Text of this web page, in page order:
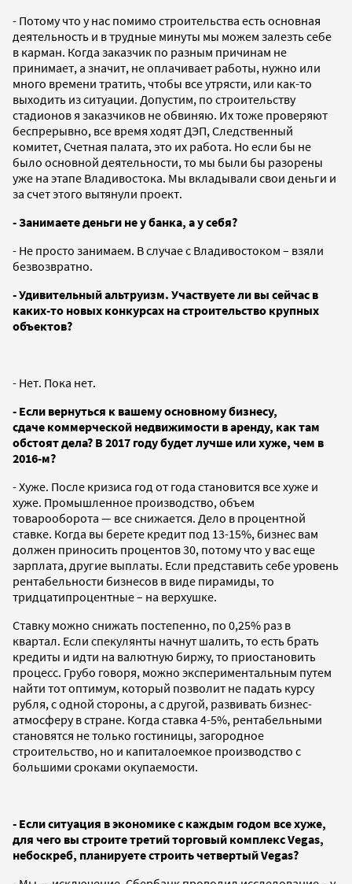
- Потому что у нас помимо строительства есть основная
деятельность и в трудные минуты мы можем залезть себе
в карман. Когда заказчик по разным причинам не
принимает, а значит, не оплачивает работы, нужно или
много времени тратить, чтобы все утрясти, или как-то
выходить из ситуации. Допустим, по строительству
стадионов я заказчиков не обвиняю. Их тоже проверяют
беспрерывно, все время ходят ДЭП, Следственный
комитет, Счетная палата, это их работа. Но если бы не
было основной деятельности, то мы были бы разорены
уже на этапе Владивостока. Мы вкладывали свои деньги и
за счет этого вытянули проект.
- Занимаете деньги не у банка, а у себя?
- Не просто занимаем. В случае с Владивостоком – взяли
безвозвратно.
- Удивительный альтруизм. Участвуете ли вы сейчас в
каких-то новых конкурсах на строительство крупных
объектов?
- Нет. Пока нет.
- Если вернуться к вашему основному бизнесу,
сдаче коммерческой недвижимости в аренду, как там
обстоят дела? В 2017 году будет лучше или хуже, чем в
2016-м?
- Хуже. После кризиса год от года становится все хуже и
хуже. Промышленное производство, объем
товарооборота — все снижается. Дело в процентной
ставке. Когда вы берете кредит под 13-15%, бизнес вам
должен приносить процентов 30, потому что у вас еще
зарплата, другие выплаты. Если представить себе уровень
рентабельности бизнесов в виде пирамиды, то
тридцатипроцентные – на верхушке.
Ставку можно снижать постепенно, по 0,25% раз в
квартал. Если спекулянты начнут шалить, то есть брать
кредиты и идти на валютную биржу, то приостановить
процесс. Грубо говоря, можно экспериментальным путем
найти тот оптимум, который позволит не падать курсу
рубля, с одной стороны, а с другой, развивать бизнес-
атмосферу в стране. Когда ставка 4-5%, рентабельными
становятся не только гостиницы, загородное
строительство, но и капиталоемкое производство с
большими сроками окупаемости.
- Если ситуация в экономике с каждым годом все хуже,
для чего вы строите третий торговый комплекс Vegas,
небоскреб, планируете строить четвертый Vegas?